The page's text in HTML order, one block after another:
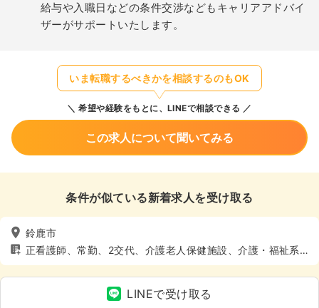
給与や入職日などの条件交渉などもキャリアアドバイ
ザーがサポートいたします。
いま転職するべきかを相談するのもOK
希望や経験をもとに、LINEで相談できる
この求人について聞いてみる
条件が似ている新着求人を受け取る
鈴鹿市
正看護師、常勤、2交代、介護老人保健施設、介護・福祉系、
4週8休以上
LINEで受け取る